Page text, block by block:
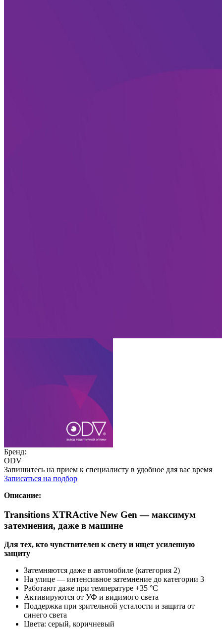
Бренд:
ODV
Запишитесь на прием к специалисту в удобное для вас время
Записаться на подбор
Описание:
Transitions XTRActive New Gen — максимум
затемнения, даже в машине
Для тех, кто чувствителен к свету и ищет усиленную
защиту
Затемняются даже в автомобиле (категория 2)
На улице — интенсивное затемнение до категории 3
Работают даже при температуре +35 °C
Активируются от УФ и видимого света
Поддержка при зрительной усталости и защита от
синего света
Цвета: серый, коричневый